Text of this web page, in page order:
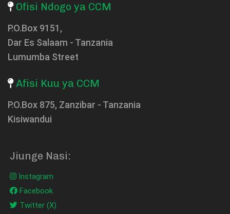
Ofisi Ndogo ya CCM
P.O.Box 9151,
Dar Es Salaam - Tanzania
Lumumba Street
Afisi Kuu ya CCM
P.O.Box 875, Zanzibar - Tanzania
Kisiwandui
Jiunge Nasi:
Instagram
Facebook
Twitter (X)